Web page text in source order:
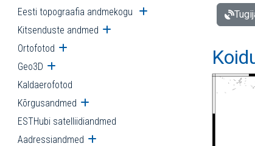
Eesti topograafia andmekogu Ava alammenüü
Kitsenduste andmed Ava alammenüü
Ortofotod Ava alammenüü
Geo3D Ava alammenüü
Kaldaerofotod
Kõrgusandmed Ava alammenüü
ESTHubi satelliidiandmed
Aadressiandmed Ava alammenüü